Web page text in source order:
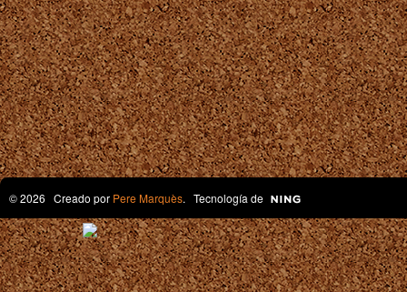
© 2026 Creado por Pere Marquès. Tecnología de